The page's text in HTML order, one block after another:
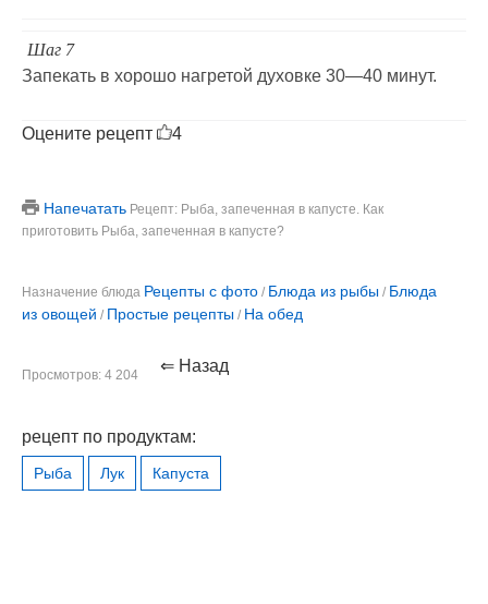
Шаг 7
Запекать в хорошо нагретой духовке 30—40 минут.
Оцените рецепт 4
Напечатать Рецепт: Рыба, запеченная в капусте. Как
приготовить Рыба, запеченная в капусте?
Назначение блюда Рецепты с фото / Блюда из рыбы / Блюда
из овощей / Простые рецепты / На обед
Просмотров: 4 204 ⇐ Назад
рецепт по продуктам:
Рыба Лук Капуста